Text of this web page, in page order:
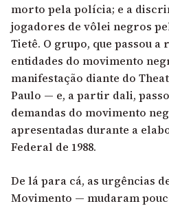
morto pela polícia; e a
jogadores de vôlei negros
Tietê. O grupo, que passou a
entidades do movimento
manifestação diante do
Paulo — e, a partir dali,
demandas do movimento
apresentadas durante a
Federal de 1988.
De lá para cá, as urgências
Movimento — mudaram